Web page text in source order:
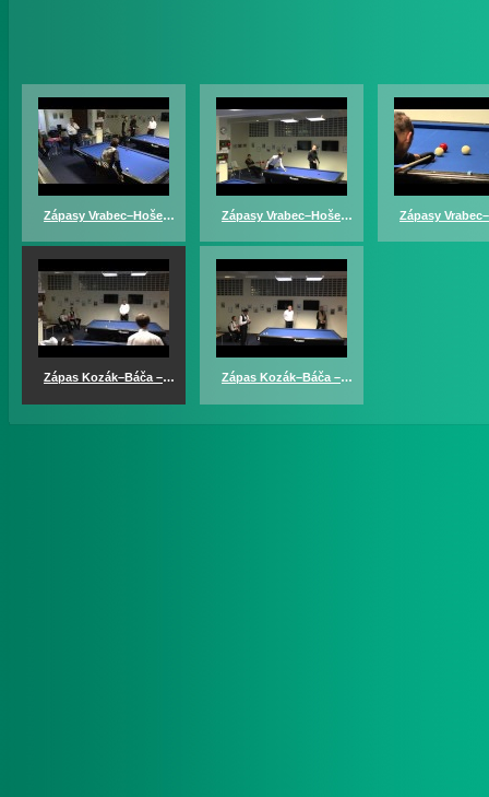
Zápasy Vrabec–Hošek a Böhm–Faus – část 1 Zápasy Vrabec–Hošek a Böhm–Faus – část 2
Zápas Kozák–Báča – část 1 Zápas Kozák–Báča – část 2